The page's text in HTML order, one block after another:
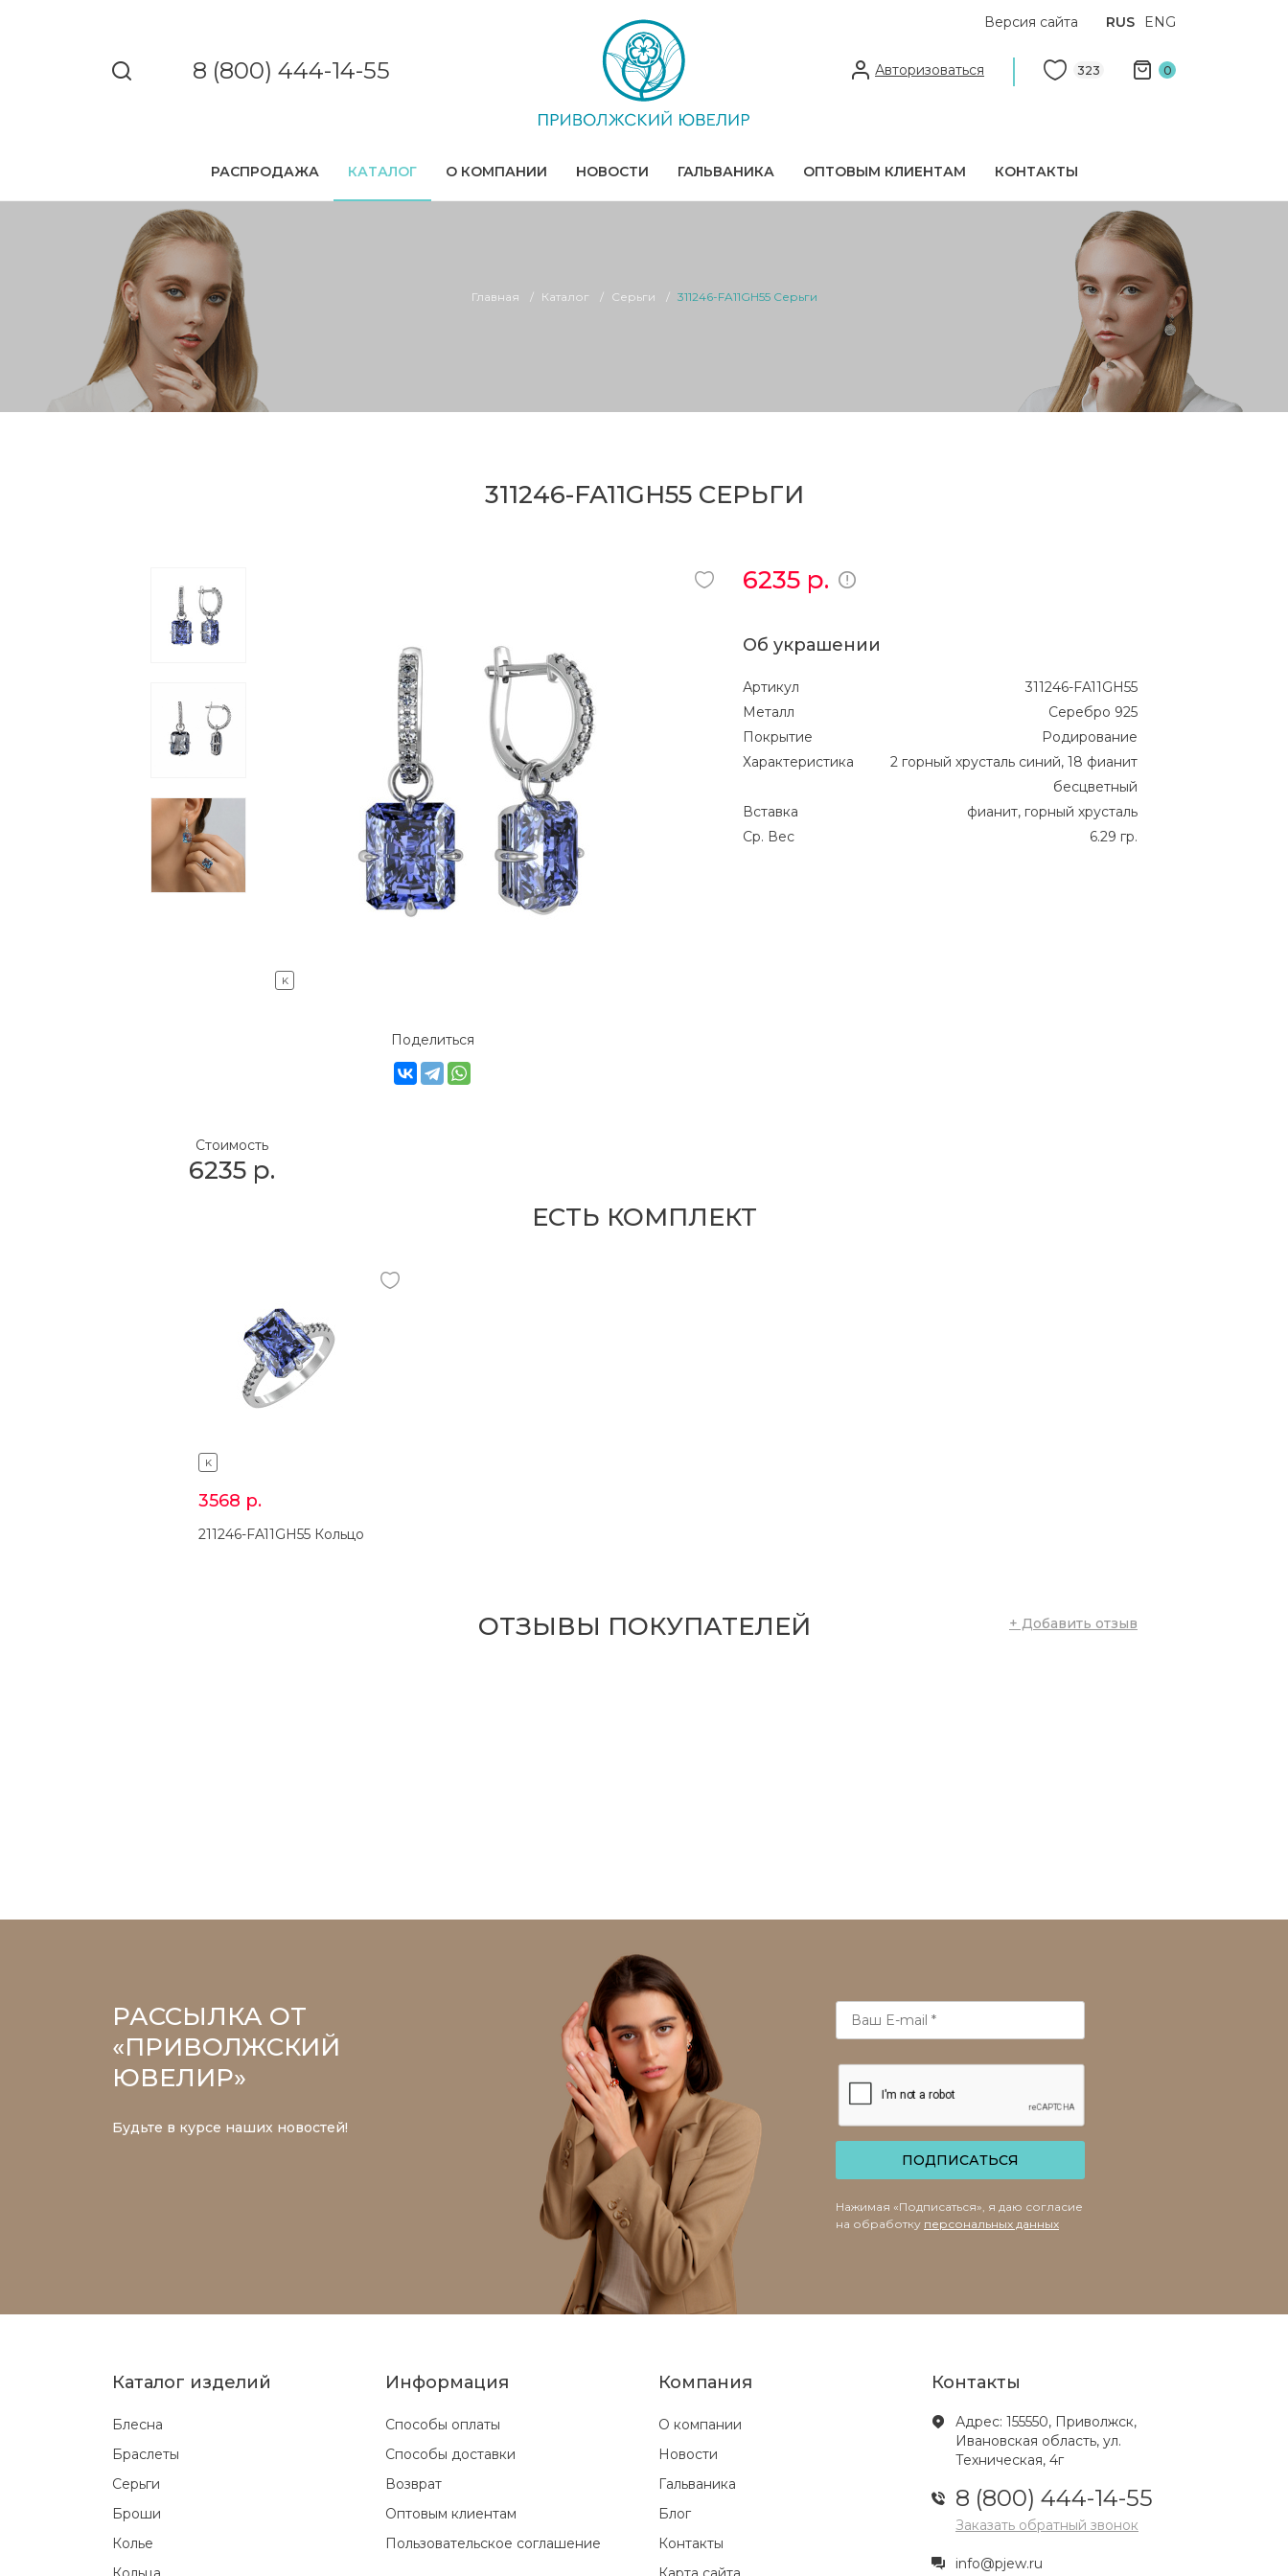
8 (800) 444-14-55
Версия сайта RUS ENG
Авторизоваться 323 0
РАСПРОДАЖА КАТАЛОГ О КОМПАНИИ НОВОСТИ ГАЛЬВАНИКА ОПТОВЫМ КЛИЕНТАМ КОНТАКТЫ
Главная Каталог Серьги 311246-FA11GH55 Серьги
311246-FA11GH55 СЕРЬГИ
K
Поделиться
6235 р.
Об украшении
Артикул
311246-FA11GH55
Металл
Серебро 925
Покрытие
Родирование
Характеристика
2 горный хрусталь синий, 18 фианит
бесцветный
Вставка
фианит, горный хрусталь
Ср. Вес
6.29 гр.
Стоимость
6235 р.
ЕСТЬ КОМПЛЕКТ
K
3568 р.
211246-FA11GH55 Кольцо
ОТЗЫВЫ ПОКУПАТЕЛЕЙ + Добавить отзыв
РАССЫЛКА ОТ
«ПРИВОЛЖСКИЙ
ЮВЕЛИР»
Будьте в курсе наших новостей!
ПОДПИСАТЬСЯ
Нажимая «Подписаться», я даю согласие
на обработку персональных данных
Каталог изделий
Блесна
Браслеты
Серьги
Броши
Колье
Информация
Способы оплаты
Способы доставки
Возврат
Оптовым клиентам
Пользовательское соглашение
Компания
О компании
Новости
Гальваника
Блог
Контакты
Контакты
Адрес: 155550, Приволжск,
Ивановская область, ул.
Техническая, 4г
8 (800) 444-14-55
Заказать обратный звонок
info@pjew.ru